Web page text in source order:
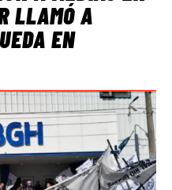
LLAMÓ A
EN